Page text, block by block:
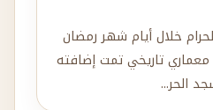
خلال أيام شهر رمضان
معماري تاريخي تمت إضافته
الحر...